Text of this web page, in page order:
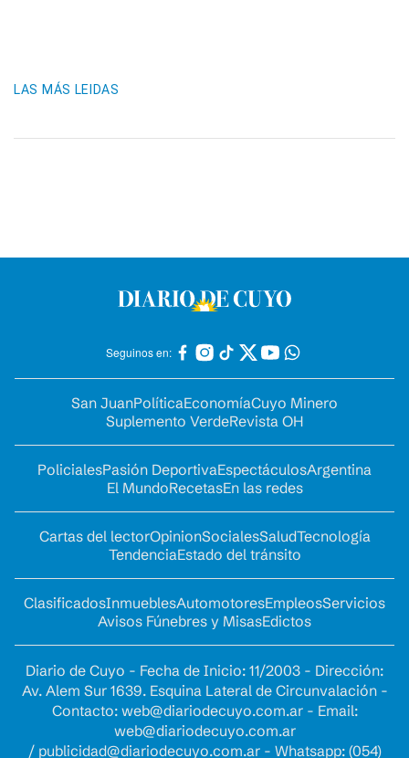
LAS MÁS LEIDAS
Seguinos en:
San JuanPolíticaEconomíaCuyo Minero
Suplemento VerdeRevista OH
PolicialesPasión DeportivaEspectáculosArgentina
El MundoRecetasEn las redes
Cartas del lectorOpinionSocialesSaludTecnología
TendenciaEstado del tránsito
ClasificadosInmueblesAutomotoresEmpleosServicios
Avisos Fúnebres y MisasEdictos
Diario de Cuyo - Fecha de Inicio: 11/2003 - Dirección:
Av. Alem Sur 1639. Esquina Lateral de Circunvalación -
Contacto: web@diariodecuyo.com.ar- Email:
web@diariodecuyo.com.ar
/ publicidad@diariodecuyo.com.ar- Whatsapp: (054)